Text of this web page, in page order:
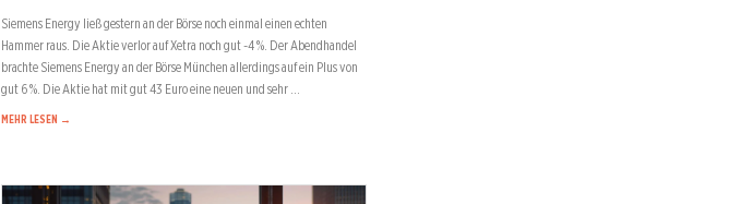
Siemens Energy ließ gestern an der Börse noch einmal einen echten
Hammer raus. Die Aktie verlor auf Xetra noch gut -4 %. Der Abendhandel
brachte Siemens Energy an der Börse München allerdings auf ein Plus von
gut 6 %. Die Aktie hat mit gut 43 Euro eine neuen und sehr …
MEHR LESEN →